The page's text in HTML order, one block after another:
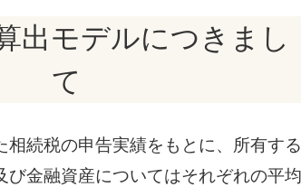
出モデルにつきまし
て
続税の申告実績をもとに、所有す
金融資産についてはそれぞれの平